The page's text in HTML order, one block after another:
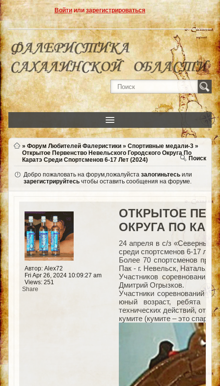
Войтиили зарегистрироваться
» Форум Любителей Фалеристики» Спортивные медали-3»
Открытое Первенство Невельского Городского Округа По
Каратэ Среди Спортсменов 6-17 Лет (2024)
Поиск
Добро пожаловать на форум,пожалуйста залогиньтесьили
зарегистрируйтесьчтобы оставить сообщения на форуме.
Автор: Alex72
Fri Apr 26, 2024 10:09:27 am
Views: 251
Share
ОТКРЫТОЕ
ОКРУГА ПО
24 апреля в с/з «Северный»
среди спортсменов 6-17 лет
Более 70 спортсменов
Пак - г. Невельск, Наталья
Участников
Дмитрий Огрызков.
Участники соревнований
юный возраст, ребята
технических действий,
кумите (кумите – это